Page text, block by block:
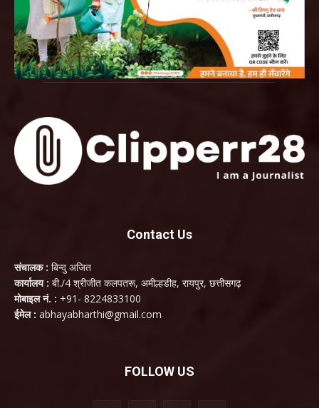
Contact Us
संचालक : बिन्दु अजित
कार्यालय : बी./4 श्रीजीत कलपतरू, अमील्हडीह, रायपुर, छत्तीसगढ़
मोबाइल नं. : +91- 8224833100
ईमेल : abhayabharthi@gmail.com
FOLLOW US